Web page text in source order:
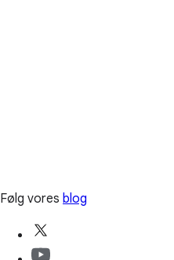
Følg vores blog